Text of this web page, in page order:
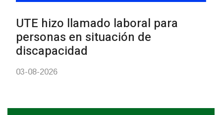
UTE hizo llamado laboral para
personas en situación de
discapacidad
03-08-2026